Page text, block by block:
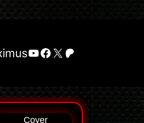
YouTube
Facebook
X Patreon